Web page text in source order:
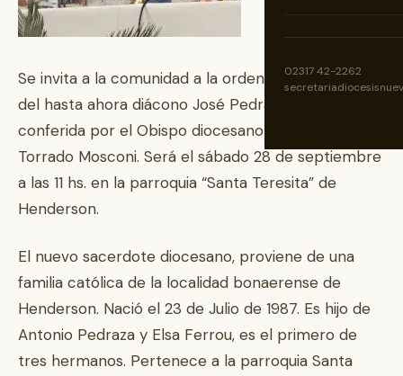
02317 42-2262
Se invita a la comunidad a la ordenación presbiteral
del hasta ahora diácono José Pedraza, que será
conferida por el Obispo diocesano monseñor Ariel
Torrado Mosconi. Será el sábado 28 de septiembre
a las 11 hs. en la parroquia “Santa Teresita” de
Henderson.
El nuevo sacerdote diocesano, proviene de una
familia católica de la localidad bonaerense de
Henderson. Nació el 23 de Julio de 1987. Es hijo de
Antonio Pedraza y Elsa Ferrou, es el primero de
tres hermanos. Pertenece a la parroquia Santa